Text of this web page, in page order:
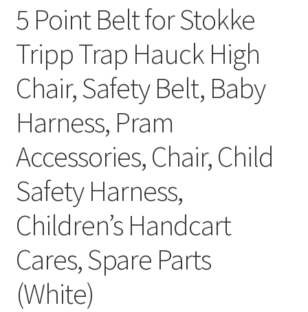
5 Point Belt for Stokke
Tripp Trap Hauck High
Chair, Safety Belt, Baby
Harness, Pram
Accessories, Chair, Child
Safety Harness,
Children’s Handcart
Cares, Spare Parts
(White)